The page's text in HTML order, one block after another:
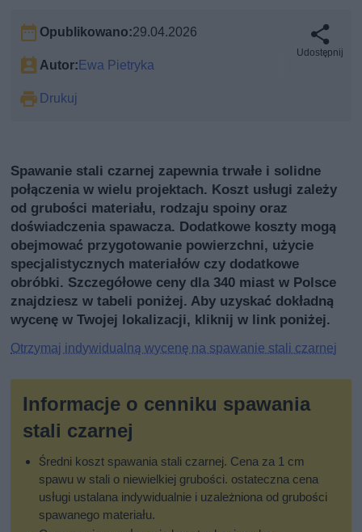
Opublikowano:29.04.2026
Autor:Ewa Pietryka
Drukuj
Udostępnij
Spawanie stali czarnej zapewnia trwałe i solidne
połączenia w wielu projektach. Koszt usługi zależy
od grubości materiału, rodzaju spoiny oraz
doświadczenia spawacza. Dodatkowe koszty mogą
obejmować przygotowanie powierzchni, użycie
specjalistycznych materiałów czy dodatkowe
obróbki. Szczegółowe ceny dla 340 miast w Polsce
znajdziesz w tabeli poniżej. Aby uzyskać dokładną
wycenę w Twojej lokalizacji, kliknij w link poniżej.
Otrzymaj indywidualną wycenę na spawanie stali czarnej
Informacje o cenniku spawania
stali czarnej
Średni koszt spawania stali czarnej. Cena za 1 cm
spawu w stali o niewielkiej grubości. ostateczna cena
usługi ustalana indywidualnie i uzależniona od grubości
spawanego materiału.